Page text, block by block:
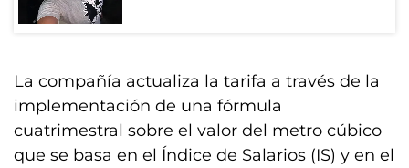
La compañía actualiza la tarifa a través de la
implementación de una fórmula
cuatrimestral sobre el valor del metro cúbico
que se basa en el Índice de Salarios (IS) y en el